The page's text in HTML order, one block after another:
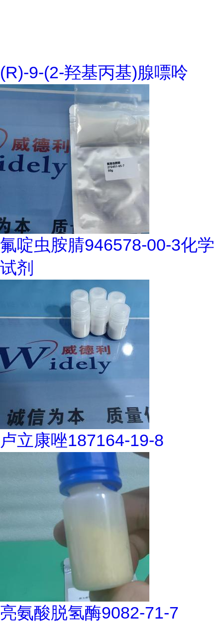
(R)-9-(2-羟基丙基)腺嘌呤
氟啶虫胺腈946578-00-3化学
试剂
卢立康唑187164-19-8
亮氨酸脱氢酶9082-71-7